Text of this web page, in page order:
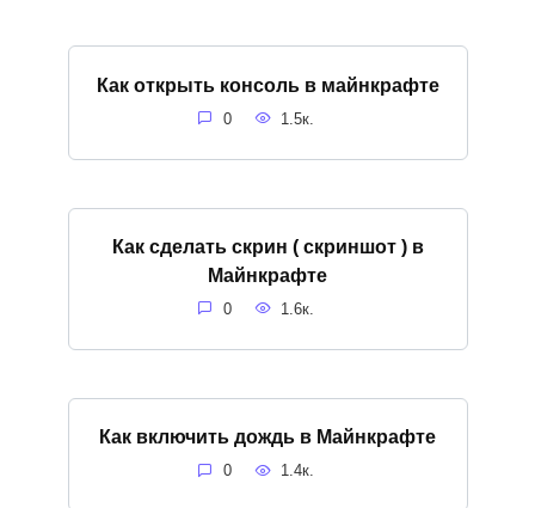
Как открыть консоль в майнкрафте
0 1.5к.
Как сделать скрин ( скриншот ) в
Майнкрафте
0 1.6к.
Как включить дождь в Майнкрафте
0 1.4к.